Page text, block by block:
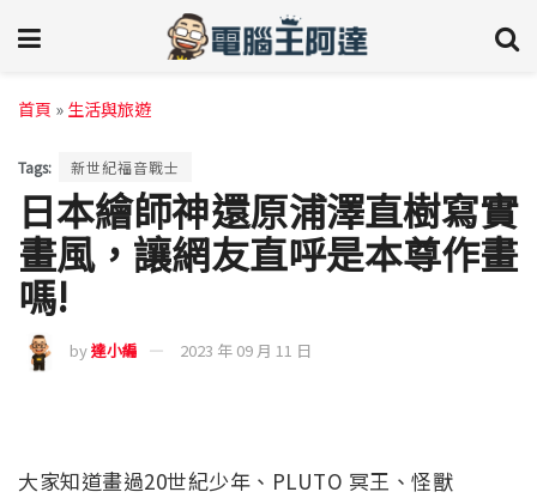
首頁 » 生活與旅遊
Tags: 新世紀福音戰士
日本繪師神還原浦澤直樹寫實
畫風，讓網友直呼是本尊作畫
嗎!
by達小編 2023 年 09 月 11 日
大家知道畫過20世紀少年、PLUTO 冥王、怪獸